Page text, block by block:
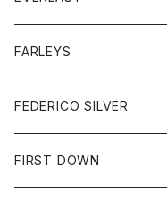
シャツ
セーター
ボトム
ショートパンツ
パンツ
レディース
コート
トップス
ジャケット
スエットシャツ
ボトム
スエットパンツ
グッズ
FARLEYS
FEDERICO SILVER
アクセサリー
FIRST DOWN